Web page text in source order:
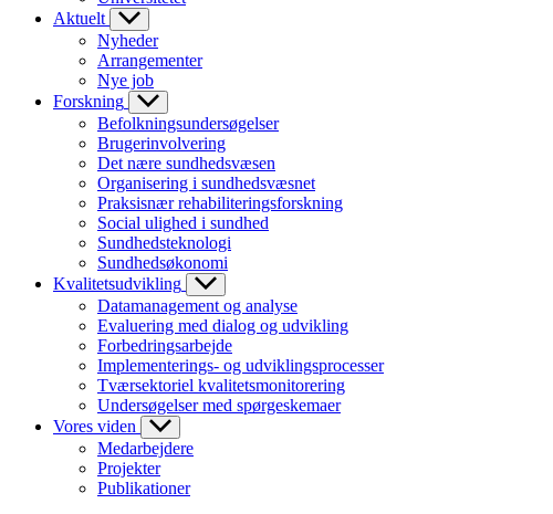
Aktuelt
Nyheder
Arrangementer
Nye job
Forskning
Befolkningsundersøgelser
Brugerinvolvering
Det nære sundhedsvæsen
Organisering i sundhedsvæsnet
Praksisnær rehabiliteringsforskning
Social ulighed i sundhed
Sundhedsteknologi
Sundhedsøkonomi
Kvalitetsudvikling
Datamanagement og analyse
Evaluering med dialog og udvikling
Forbedringsarbejde
Implementerings- og udviklingsprocesser
Tværsektoriel kvalitetsmonitorering
Undersøgelser med spørgeskemaer
Vores viden
Medarbejdere
Projekter
Publikationer